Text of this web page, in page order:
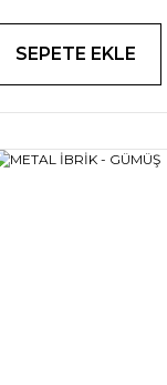
SEPETE EKLE